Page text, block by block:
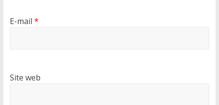
E-mail *
Site web